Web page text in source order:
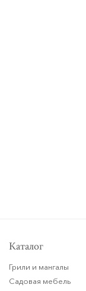
Каталог
Грили и мангалы
Садовая мебель